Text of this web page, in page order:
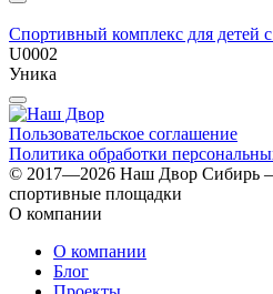
Спортивный комплекс для детей
U0002
Уника
Пользовательское соглашение
Политика обработки
© 2017—2026 Наш Двор Сибирь
спортивные площадки
О компании
О компании
Блог